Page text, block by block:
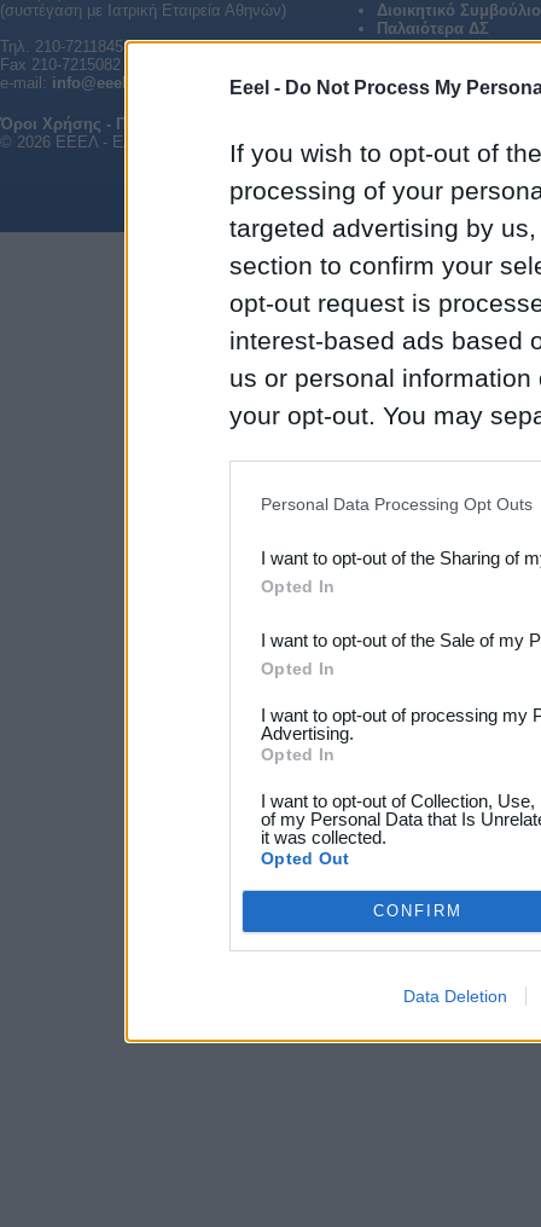
Eeel - Do Not Process My
If you wish to opt-out of
processing of your
targeted advertising by
section to confirm your
opt-out request is
interest-based ads based
us or personal
your opt-out. You may
Downstream Participants
third parties.
Personal Data Processing Opt Outs
I want to opt-out of the Sharing of
Opted In
I want to opt-out of the Sale of my
Opted In
I want to opt-out of processing my
Advertising.
Opted In
I want to opt-out of Collection,
of my Personal Data that Is
it was collected.
Opted Out
CONFIRM
Data Deletion
(συστέγαση με Ιατρική Εταιρεία Αθηνών)
Τηλ. 210-7211845, 210-7243161
Fax 210-7215082
e-mail: info@eeel.gr
Διοικητικό Συμβούλιο
Παλαιότερα ΔΣ
Όροι Χρήσης - Προστασία Δεδομένων
© 2026 ΕΕΕΛ - Ελληνική Εταιρεία Ελέγχου Λοιμώξεων. All rights reserved.